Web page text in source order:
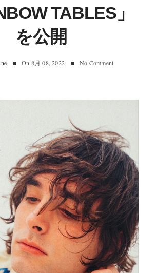
TABLES」
を公開
On 8月 08, 2022 No Comment